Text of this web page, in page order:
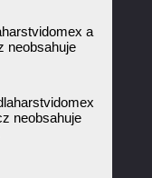
a
neobsahuje
neobsahuje